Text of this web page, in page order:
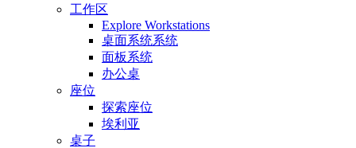
工作区
Explore Workstations
桌面系统系统
面板系统
办公桌
座位
探索座位
埃利亚
桌子